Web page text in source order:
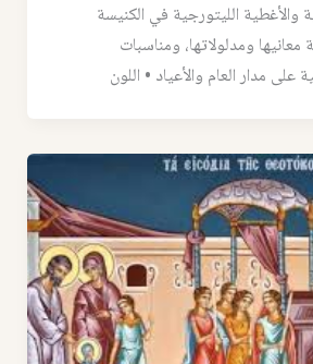
والأغطية الليتورجية في الكنيسة
معانيها ومدلولاتها، ومناسبات
على مدار العام والأعياد • اللون